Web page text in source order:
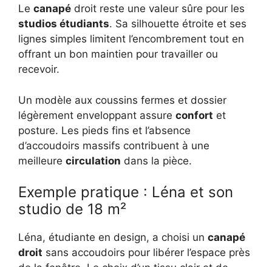
Le canapé droit reste une valeur sûre pour les
studios étudiants. Sa silhouette étroite et ses
lignes simples limitent l’encombrement tout en
offrant un bon maintien pour travailler ou
recevoir.
Un modèle aux coussins fermes et dossier
légèrement enveloppant assure confort et
posture. Les pieds fins et l’absence
d’accoudoirs massifs contribuent à une
meilleure circulation dans la pièce.
Exemple pratique : Léna et son
studio de 18 m²
Léna, étudiante en design, a choisi un canapé
droit sans accoudoirs pour libérer l’espace près